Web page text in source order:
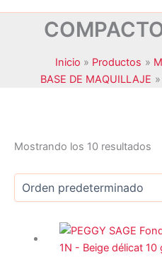
Inicio Productos
BASE DE MAQUILLAJE
JANSSEN COSMETICS
KRYOLAN
MAXYMOVA (0)
Mostrando los 10 resultados